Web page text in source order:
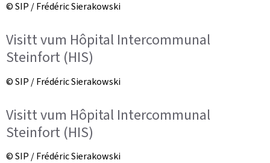
© SIP / Frédéric Sierakowski
Visitt vum Hôpital Intercommunal
Steinfort (HIS)
© SIP / Frédéric Sierakowski
Visitt vum Hôpital Intercommunal
Steinfort (HIS)
© SIP / Frédéric Sierakowski